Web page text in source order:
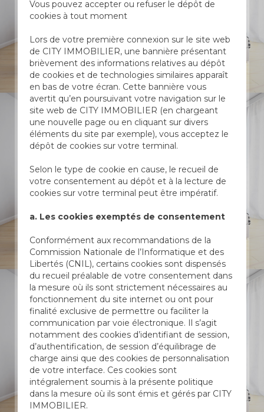
Vous pouvez accepter ou refuser le dépôt de
cookies à tout moment
Lors de votre première connexion sur le site web
de CITY IMMOBILIER, une bannière présentant
brièvement des informations relatives au dépôt
de cookies et de technologies similaires apparaît
en bas de votre écran. Cette bannière vous
avertit qu’en poursuivant votre navigation sur le
site web de CITY IMMOBILIER (en chargeant
une nouvelle page ou en cliquant sur divers
éléments du site par exemple), vous acceptez le
dépôt de cookies sur votre terminal.
Selon le type de cookie en cause, le recueil de
votre consentement au dépôt et à la lecture de
cookies sur votre terminal peut être impératif.
a. Les cookies exemptés de consentement
Conformément aux recommandations de la
Commission Nationale de l’Informatique et des
Libertés (CNIL), certains cookies sont dispensés
du recueil préalable de votre consentement dans
la mesure où ils sont strictement nécessaires au
fonctionnement du site internet ou ont pour
finalité exclusive de permettre ou faciliter la
communication par voie électronique. Il s’agit
notamment des cookies d’identifiant de session,
d’authentification, de session d’équilibrage de
charge ainsi que des cookies de personnalisation
de votre interface. Ces cookies sont
intégralement soumis à la présente politique
dans la mesure où ils sont émis et gérés par CITY
IMMOBILIER.